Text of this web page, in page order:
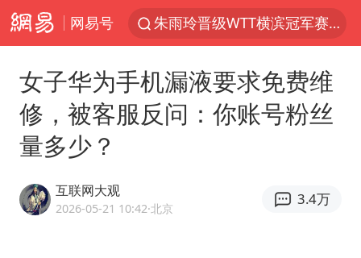
网易号
女子开一天一夜空调后二氧化碳中毒
佛山通报笔试前13被淘汰后5名进体检
泰国校园枪击案死亡人数升至7人
年内第一高价股今日打新
女子华为手机漏液要求免费维
修，被客服反问：你账号粉丝
量多少？
互联网大观
2026-05-21 10:42·北京
3.4万